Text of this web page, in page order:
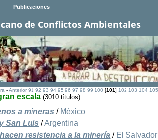
Publicaciones
de Conflictos Ambientales
-Anterior 91 92 93 94 95 96 97 98 99 100 [101] 102 103 104 105
escala (3010 títulos)
a mineras / México
San Luis /Argentina
resistencia a la minería / El Salvador